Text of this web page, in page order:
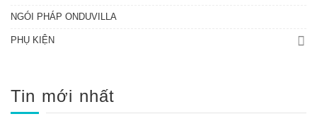
NGÓI PHÁP ONDUVILLA
PHỤ KIỆN
Tin mới nhất